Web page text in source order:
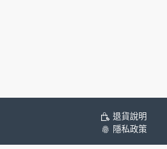
退貨說明
隱私政策